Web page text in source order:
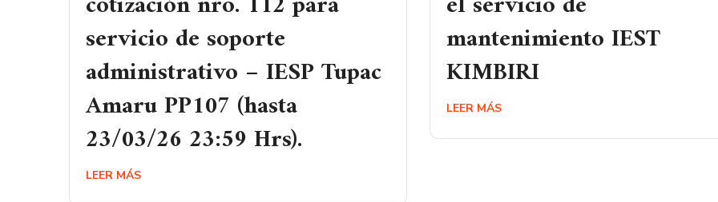
servicio de soporte
administrativo – IESP Tupac
Amaru PP107 (hasta
23/03/26 23:59 Hrs).
LEER MÁS
mantenimiento IEST
KIMBIRI
LEER MÁS